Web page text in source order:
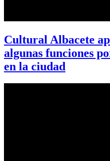
Cultural Albacete
algunas funciones
en la ciudad